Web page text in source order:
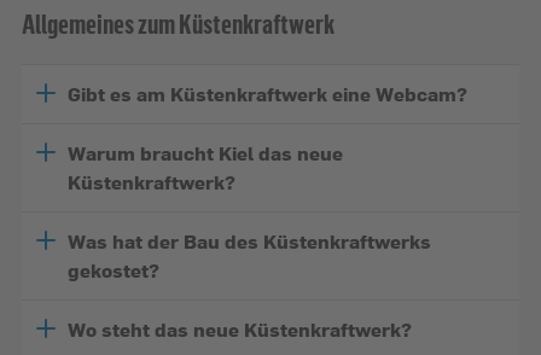
Allgemeines zum Küstenkraftwerk
Gibt es am Küstenkraftwerk eine Webcam?
Warum braucht Kiel das neue
Küstenkraftwerk?
Was hat der Bau des Küstenkraftwerks
gekostet?
Wo steht das neue Küstenkraftwerk?